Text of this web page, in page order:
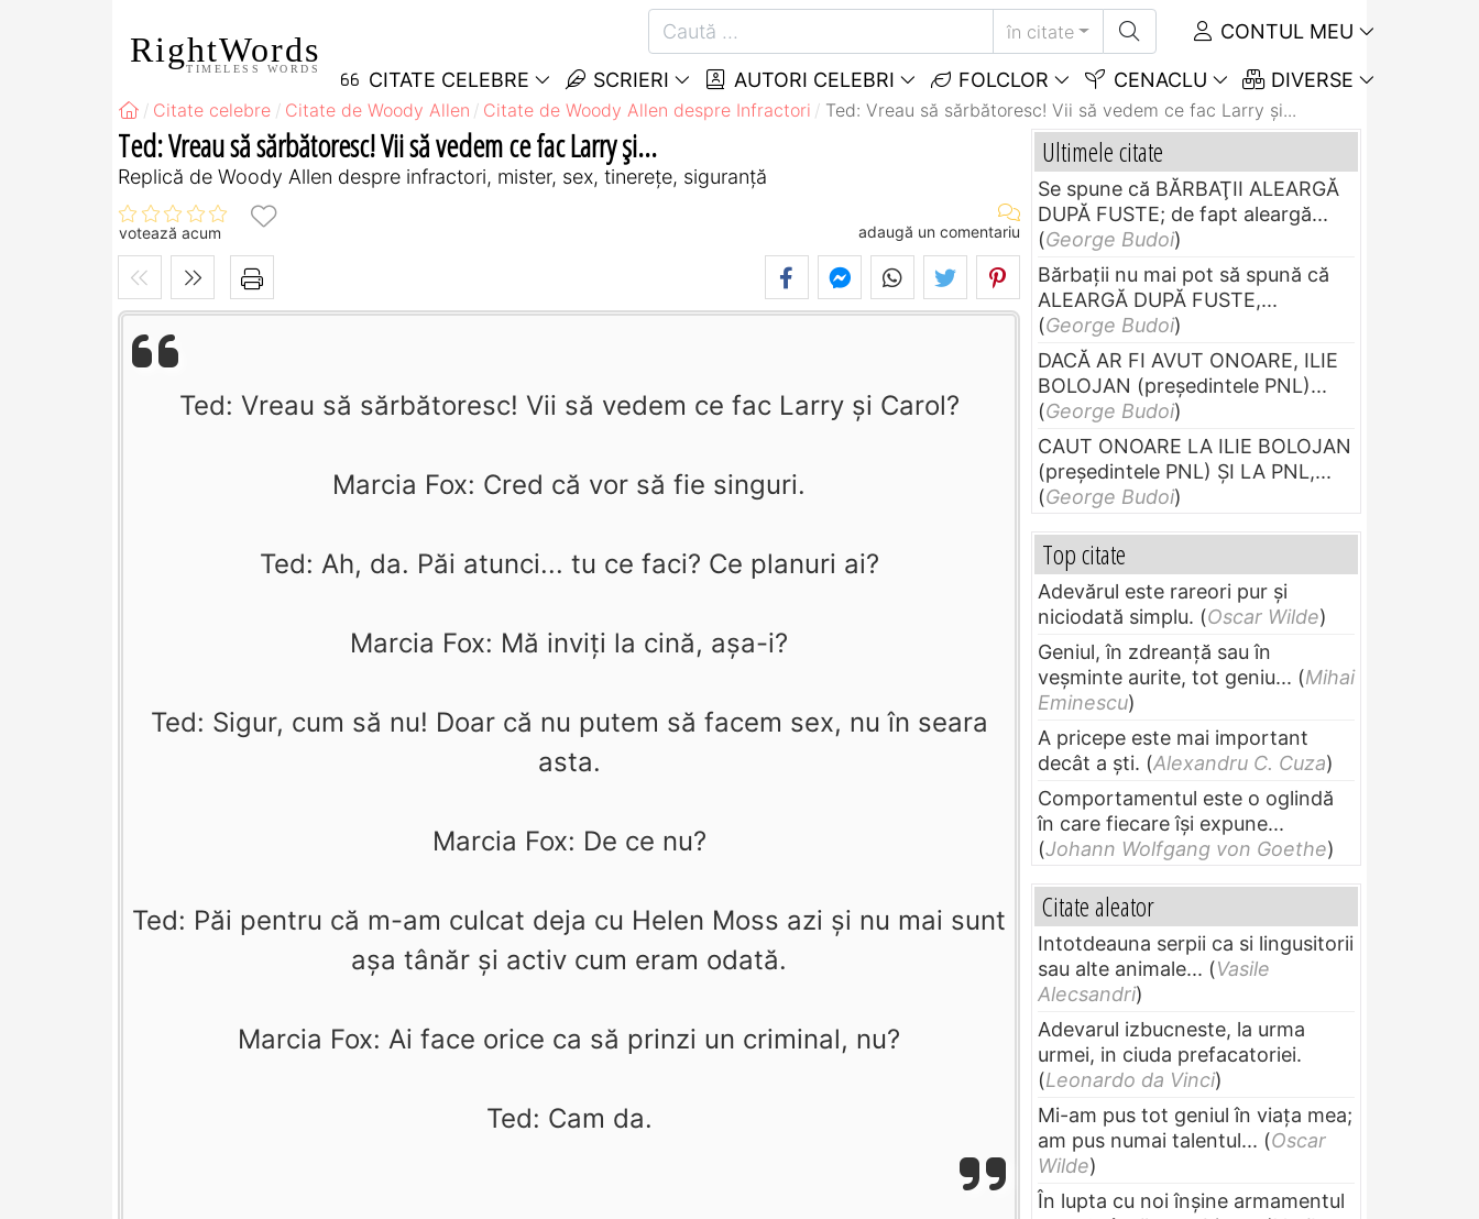
RightWords
TIMELESS WORDS
în citate CONTUL MEU
CITATE CELEBRE SCRIERI AUTORI CELEBRI FOLCLOR CENACLU DIVERSE
Citate celebre Citate de Woody Allen Citate de Woody Allen despre Infractori Ted: Vreau să sărbătoresc! Vii să vedem ce fac Larry şi...
Ted: Vreau să sărbătoresc! Vii să vedem ce fac Larry şi...
Replică de Woody Allen despre infractori, mister, sex, tinerețe, siguranță
votează acum adaugă un comentariu
Ted: Vreau să sărbătoresc! Vii să vedem ce fac Larry şi Carol?
Marcia Fox: Cred că vor să fie singuri.
Ted: Ah, da. Păi atunci... tu ce faci? Ce planuri ai?
Marcia Fox: Mă inviţi la cină, aşa-i?
Ted: Sigur, cum să nu! Doar că nu putem să facem sex, nu în seara
asta.
Marcia Fox: De ce nu?
Ted: Păi pentru că m-am culcat deja cu Helen Moss azi şi nu mai sunt
aşa tânăr şi activ cum eram odată.
Marcia Fox: Ai face orice ca să prinzi un criminal, nu?
Ted: Cam da.
Ultimele citate
Se spune că BĂRBAŢII ALEARGĂ
DUPĂ FUSTE; de fapt aleargă...
(George Budoi)
Bărbaţii nu mai pot să spună că
ALEARGĂ DUPĂ FUSTE,...
(George Budoi)
DACĂ AR FI AVUT ONOARE, ILIE
BOLOJAN (preşedintele PNL)...
(George Budoi)
CAUT ONOARE LA ILIE BOLOJAN
(preşedintele PNL) ŞI LA PNL,...
(George Budoi)
Top citate
Adevărul este rareori pur și
niciodată simplu. (Oscar Wilde)
Geniul, în zdreanţă sau în
veşminte aurite, tot geniu... (Mihai
Eminescu)
A pricepe este mai important
decât a ști. (Alexandru C. Cuza)
Comportamentul este o oglindă
în care fiecare își expune...
(Johann Wolfgang von Goethe)
Citate aleator
Intotdeauna serpii ca si lingusitorii
sau alte animale... (Vasile
Alecsandri)
Adevarul izbucneste, la urma
urmei, in ciuda prefacatoriei.
(Leonardo da Vinci)
Mi-am pus tot geniul în viața mea;
am pus numai talentul... (Oscar
Wilde)
În lupta cu noi înșine armamentul